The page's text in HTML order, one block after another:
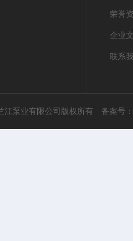
荣誉
企业
联系
江泵业有限公司版权所有 备案号